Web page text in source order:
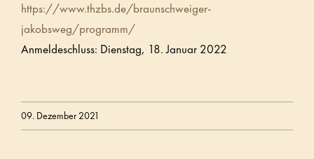
https://www.thzbs.de/braunschweiger-
jakobsweg/programm/
Anmeldeschluss: Dienstag, 18. Januar 2022
09. Dezember 2021